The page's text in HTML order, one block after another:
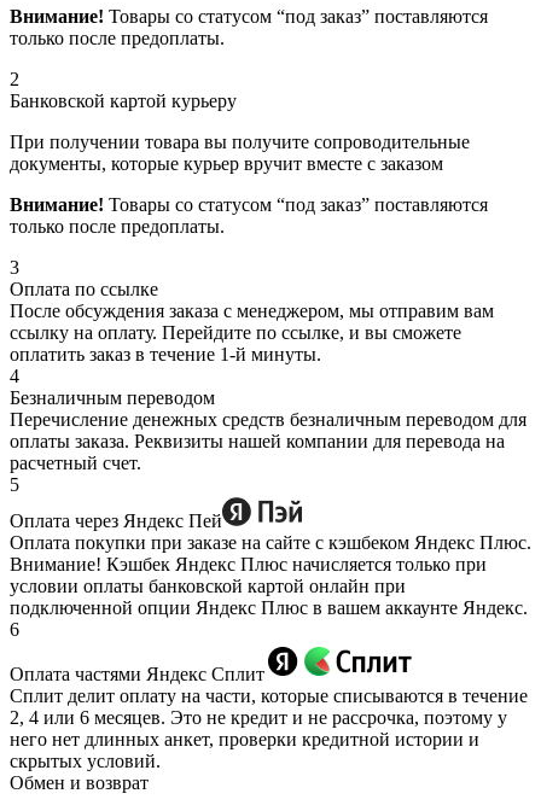
Внимание! Товары со статусом “под заказ” поставляются
только после предоплаты.
2
Банковской картой курьеру
При получении товара вы получите сопроводительные
документы, которые курьер вручит вместе с заказом
Внимание! Товары со статусом “под заказ” поставляются
только после предоплаты.
3
Оплата по ссылке
После обсуждения заказа с менеджером, мы отправим вам
ссылку на оплату. Перейдите по ссылке, и вы сможете
оплатить заказ в течение 1-й минуты.
4
Безналичным переводом
Перечисление денежных средств безналичным переводом для
оплаты заказа. Реквизиты нашей компании для перевода на
расчетный счет.
5
Оплата через Яндекс Пей
Оплата покупки при заказе на сайте с кэшбеком Яндекс Плюс.
Внимание! Кэшбек Яндекс Плюс начисляется только при
условии оплаты банковской картой онлайн при
подключенной опции Яндекс Плюс в вашем аккаунте Яндекс.
6
Оплата частями Яндекс Сплит
Сплит делит оплату на части, которые списываются в течение
2, 4 или 6 месяцев. Это не кредит и не рассрочка, поэтому у
него нет длинных анкет, проверки кредитной истории и
скрытых условий.
Обмен и возврат